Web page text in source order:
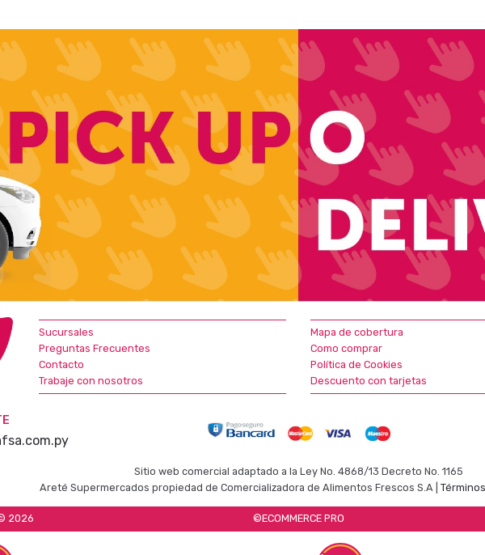
Sucursales
Preguntas Frecuentes
Contacto
Trabaje con nosotros
Mapa de cobertura
Como comprar
Política de Cookies
Descuento con tarjetas
Sitio web comercial adaptado a la Ley No. 4868/13 Decreto No. 1165
Areté Supermercados propiedad de Comercializadora de Alimentos Frescos S.A |
2026 ©ECOMMERCE PRO